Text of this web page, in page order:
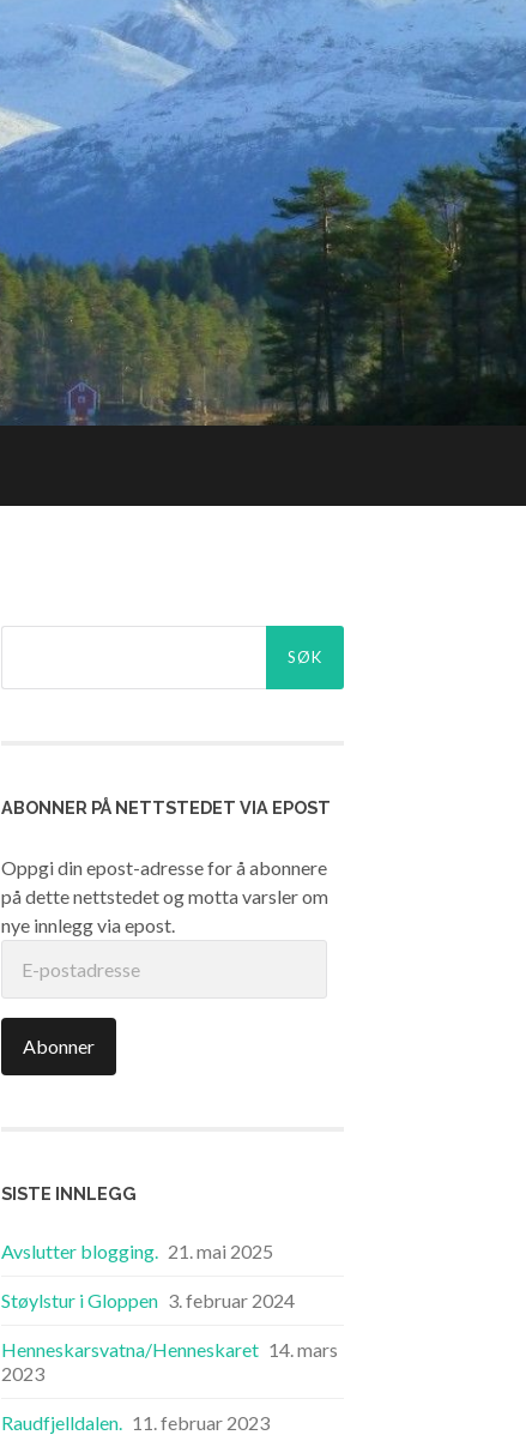
ABONNER PÅ NETTSTEDET VIA EPOST
Oppgi din epost-adresse for å abonnere
på dette nettstedet og motta varsler om
nye innlegg via epost.
postadresse
Abonner
SISTE INNLEGG
Avslutter blogging. 21. mai 2025
Støylstur i Gloppen 3. februar 2024
Henneskarsvatna/Henneskaret 14. mars
2023
Raudfjelldalen. 11. februar 2023